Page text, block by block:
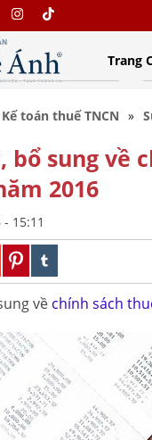
Trang
Kế toán thuế TNCN
bổ sung về
2016
15:11
về chính sách